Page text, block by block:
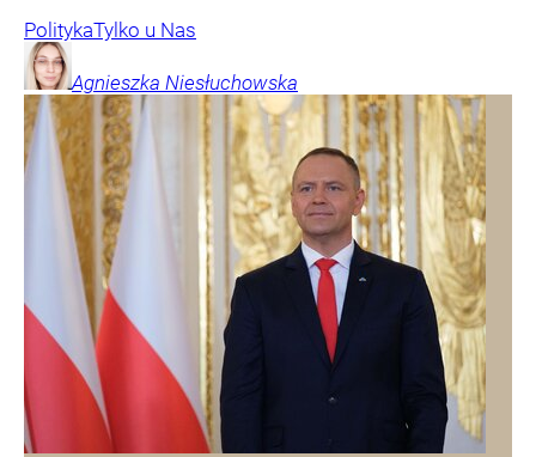
PolitykaTylko u Nas
Agnieszka Niesłuchowska